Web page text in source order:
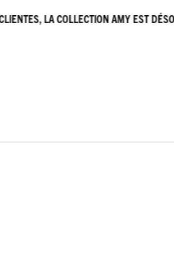
au
LA COLLECTION AMY EST